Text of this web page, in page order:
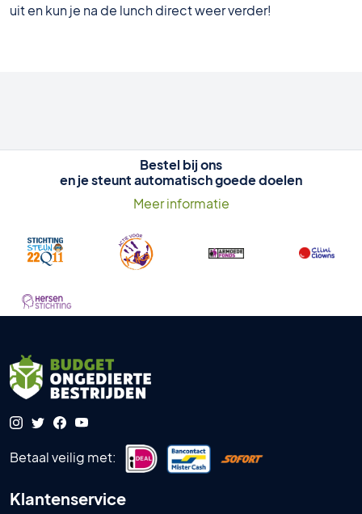
uit en kun je na de lunch direct weer verder!
Bestel bij ons
en je steunt automatisch goede doelen
Meer informatie
Betaal veilig met:
Klantenservice